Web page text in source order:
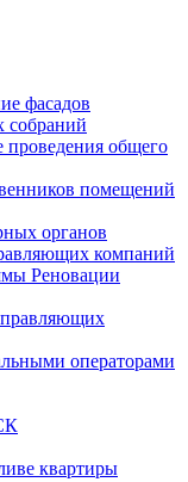
фасадов
собраний
общего
помещений
органов
компаний
Реновации
операторами
квартиры